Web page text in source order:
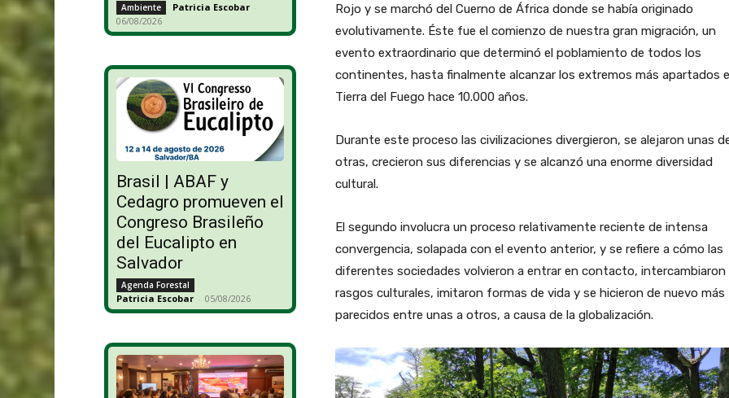
Ambiente Patricia Escobar -
06/08/2026
Brasil | ABAF y
Cedagro promueven el
Congreso Brasileño
del Eucalipto en
Salvador
Agenda Forestal
Patricia Escobar - 05/08/2026
Rojo y se marchó del Cuerno de África donde se había originado
evolutivamente. Éste fue el comienzo de nuestra gran migración, un
evento extraordinario que determinó el poblamiento de todos los
continentes, hasta finalmente alcanzar los extremos más apartados
Tierra del Fuego hace 10.000 años.
Durante este proceso las civilizaciones divergieron, se alejaron unas
otras, crecieron sus diferencias y se alcanzó una enorme diversidad
cultural.
El segundo involucra un proceso relativamente reciente de intensa
convergencia, solapada con el evento anterior, y se refiere a cómo las
diferentes sociedades volvieron a entrar en contacto, intercambiaron
rasgos culturales, imitaron formas de vida y se hicieron de nuevo más
parecidos entre unas a otros, a causa de la globalización.